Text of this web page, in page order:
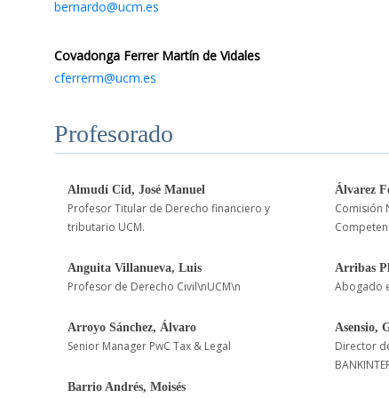
bernardo@ucm.es
Covadonga Ferrer Martín de Vidales
cferrerm@ucm.es
Profesorado
Almudí Cid, José Manuel
Profesor Titular de Derecho financiero y
tributario UCM.
Álvarez
Comisión
Anguita Villanueva, Luis
Profesor de Derecho Civil\nUCM\n
Arribas
Abogado
Arroyo Sánchez, Álvaro
Senior Manager PwC Tax & Legal
Asensio,
Director
Barrio Andrés, Moisés